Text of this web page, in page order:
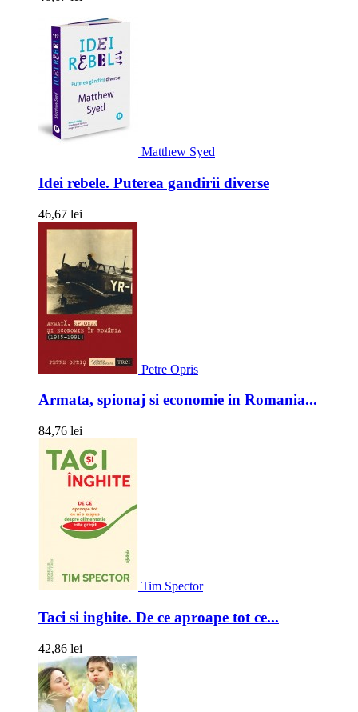
Matthew Syed
Idei rebele. Puterea gandirii diverse
46,67 lei
Petre Opris
Armata, spionaj si economie in Romania...
84,76 lei
Tim Spector
Taci si inghite. De ce aproape tot ce...
42,86 lei